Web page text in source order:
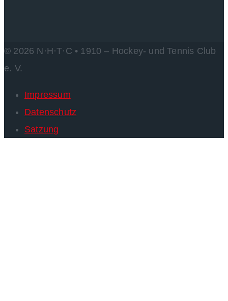
© 2026 N·H·T·C • 1910 – Hockey- und Tennis Club
e. V.
Impressum
Datenschutz
Satzung